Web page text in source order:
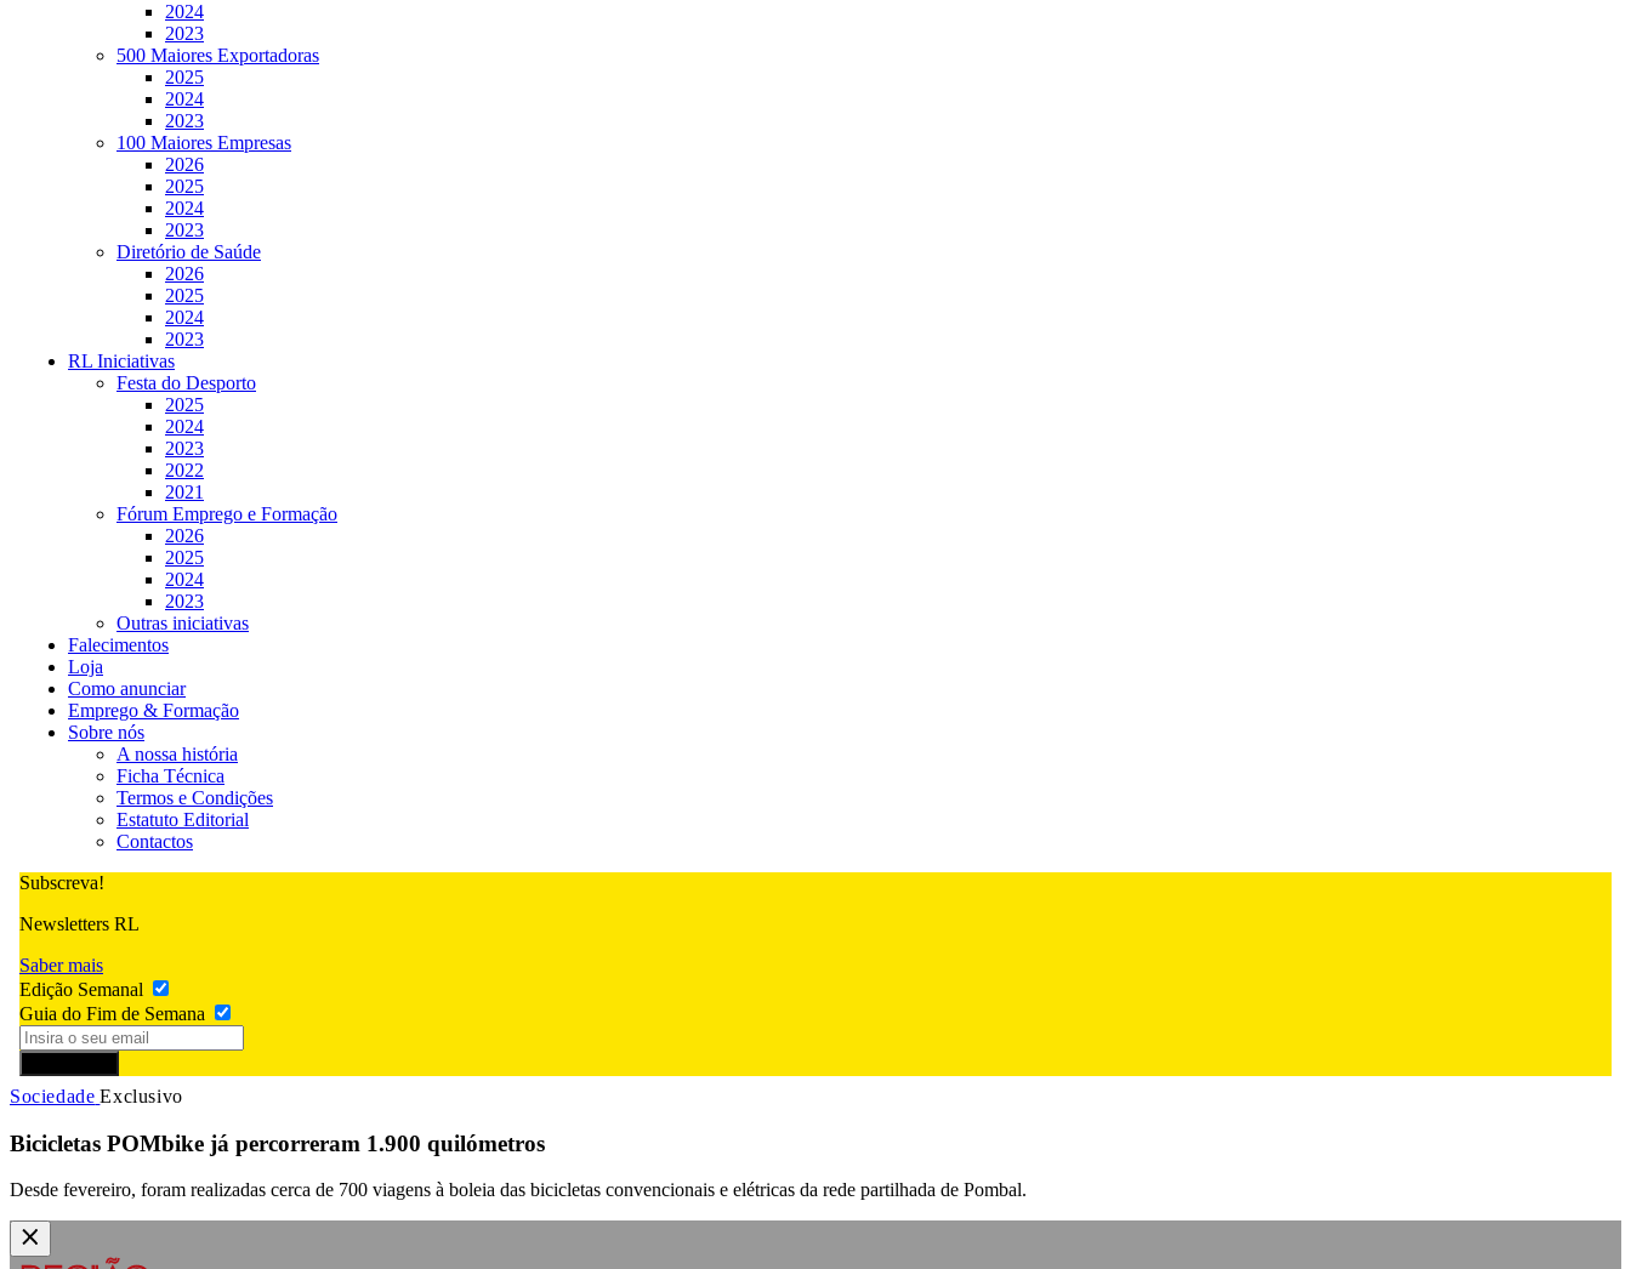
2024
2023
500 Maiores Exportadoras
2025
2024
2023
100 Maiores Empresas
2026
2025
2024
2023
Diretório de Saúde
2026
2025
2024
2023
RL Iniciativas
Festa do Desporto
2025
2024
2023
2022
2021
Fórum Emprego e Formação
2026
2025
2024
2023
Outras iniciativas
Falecimentos
Loja
Como anunciar
Emprego & Formação
Sobre nós
A nossa história
Ficha Técnica
Termos e Condições
Estatuto Editorial
Contactos
Subscreva!
Newsletters RL
Saber mais
Edição Semanal
Guia do Fim de Semana
Sociedade Exclusivo
Bicicletas POMbike já percorreram 1.900 quilómetros
Desde fevereiro, foram realizadas cerca de 700 viagens à boleia das bicicletas convencionais e elétricas da rede partilhada de Pombal.